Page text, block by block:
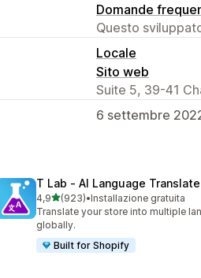
Domande
Questo
Locale
Sito web
Suite 5, 39-41
6 settembre
T Lab ‑ AI Language Translate
4,9stelle su 5
(923)
923 recensioni totali
•Installazione gratuita
Translate your store into multiple
globally.
Built for Shopify